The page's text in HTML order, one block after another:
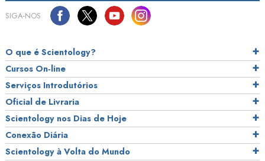
SIGA‑NOS
O que é Scientology?
Cursos On‑line
Serviços Introdutórios
Oficial de Livraria
Scientology nos Dias de Hoje
Conexão Diária
Scientology à Volta do Mundo